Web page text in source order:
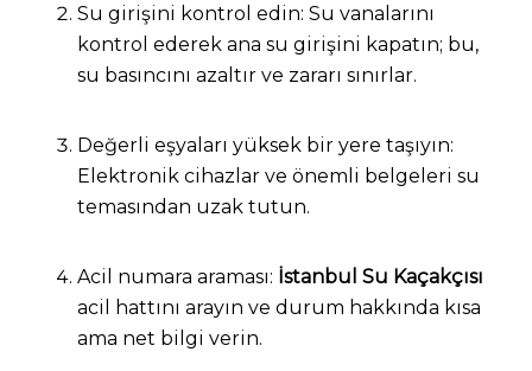
Su girişini kontrol edin: Su vanalarını
kontrol ederek ana su girişini kapatın; bu,
su basıncını azaltır ve zararı sınırlar.
Değerli eşyaları yüksek bir yere taşıyın:
Elektronik cihazlar ve önemli belgeleri su
temasından uzak tutun.
Acil numara araması: İstanbul Su Kaçakçısı
acil hattını arayın ve durum hakkında kısa
ama net bilgi verin.